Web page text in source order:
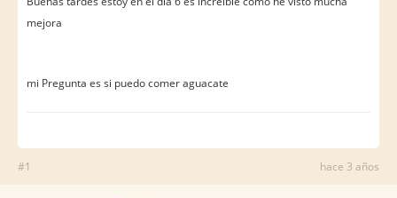
mejora
mi Pregunta es si puedo comer aguacate
#1 hace 3 años